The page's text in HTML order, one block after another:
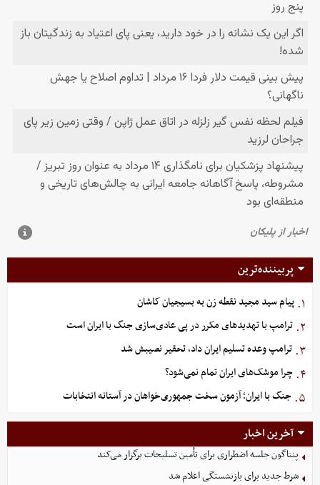
پربیننده‌ترین
۱. پیام سید مجید نقطه زن به بسیجیان کاشان
۲. ترامپ با تهدیدهای مکرر در پی عادی‌سازی جنگ با ایران است
۳. ترامپ وعده تسلیم ایران داد، تحقیر نصیبش شد
۴. چرا موشک‌های ایران تمام نمی‌شود؟
۵. جنگ با ایران؛ آزمون سخت جمهوری‌خواهان در آستانه انتخابات
آخرین اخبار
پنتاگون جلسه اضطراری برای تأمین تسلیحات برگزار می‌کند
شرط جدید برای بازنشستگی اعلام شد